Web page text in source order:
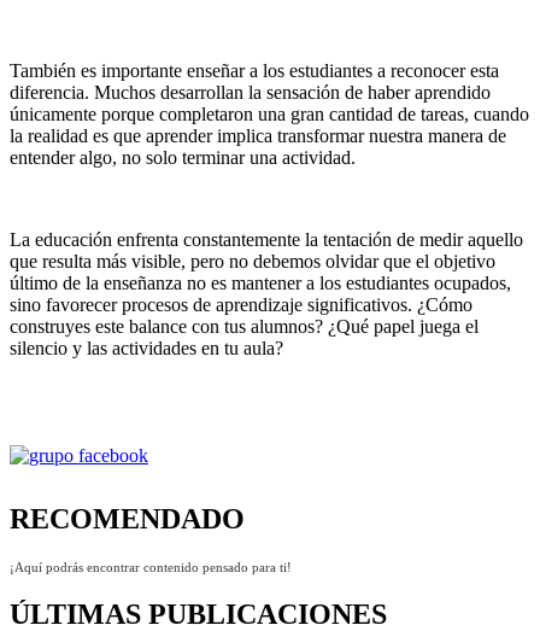
También es importante enseñar a los estudiantes a reconocer esta
diferencia. Muchos desarrollan la sensación de haber aprendido
únicamente porque completaron una gran cantidad de tareas, cuando
la realidad es que aprender implica transformar nuestra manera de
entender algo, no solo terminar una actividad.
La educación enfrenta constantemente la tentación de medir aquello
que resulta más visible, pero no debemos olvidar que el objetivo
último de la enseñanza no es mantener a los estudiantes ocupados,
sino favorecer procesos de aprendizaje significativos. ¿Cómo
construyes este balance con tus alumnos? ¿Qué papel juega el
silencio y las actividades en tu aula?
RECOMENDADO
¡Aquí podrás encontrar contenido pensado para ti!
ÚLTIMAS PUBLICACIONES